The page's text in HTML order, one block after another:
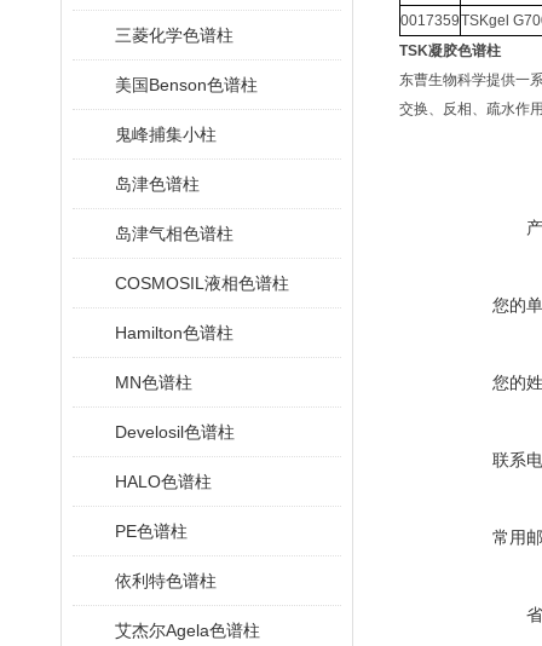
三菱化学色谱柱
美国Benson色谱柱
鬼峰捕集小柱
岛津色谱柱
岛津气相色谱柱
COSMOSIL液相色谱柱
Hamilton色谱柱
MN色谱柱
Develosil色谱柱
HALO色谱柱
PE色谱柱
依利特色谱柱
艾杰尔Agela色谱柱
0017359TSKgel
TSK凝胶色谱柱
东曹生物科学提供一
交换、反相、疏水作
您的
您的
联系
常用